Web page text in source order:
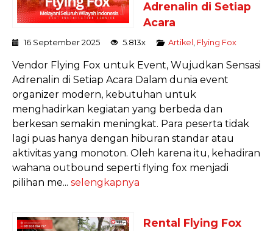
Adrenalin di Setiap
Acara
16 September 2025 5.813x Artikel Flying Fox
Vendor Flying Fox untuk Event, Wujudkan Sensasi
Adrenalin di Setiap Acara Dalam dunia event
organizer modern, kebutuhan untuk
menghadirkan kegiatan yang berbeda dan
berkesan semakin meningkat. Para peserta tidak
lagi puas hanya dengan hiburan standar atau
aktivitas yang monoton. Oleh karena itu, kehadiran
wahana outbound seperti flying fox menjadi
pilihan me... selengkapnya
Rental Flying Fox